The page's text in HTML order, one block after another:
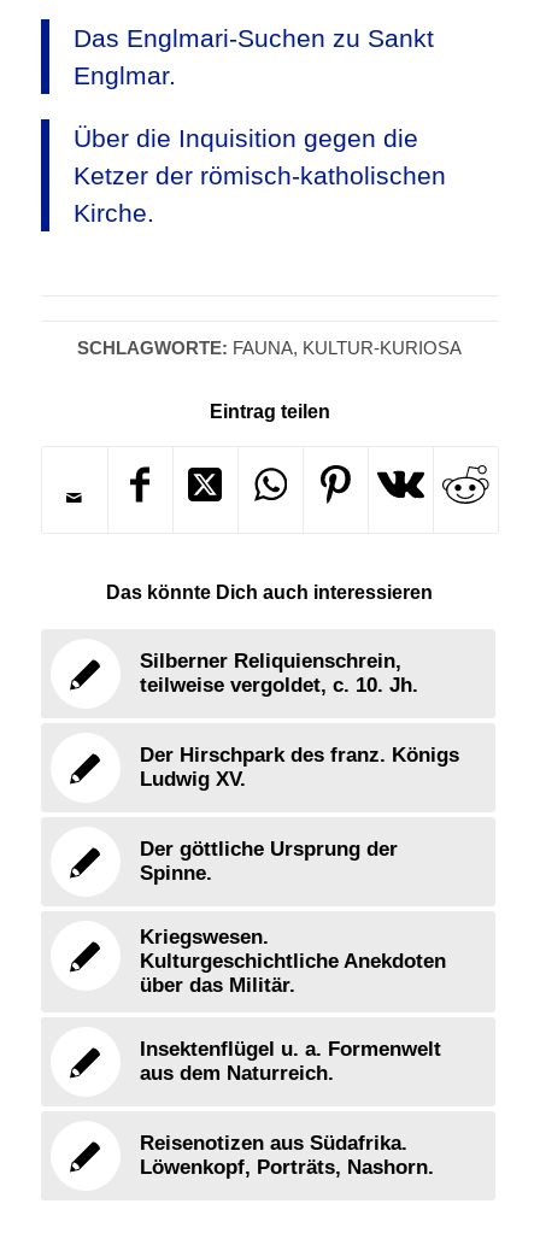
Das Englmari-Suchen zu Sankt
Englmar.
Über die Inquisition gegen die
Ketzer der römisch-katholischen
Kirche.
SCHLAGWORTE: FAUNA, KULTUR-KURIOSA
Eintrag teilen
Das könnte Dich auch interessieren
Silberner Reliquienschrein,
teilweise vergoldet, c. 10. Jh.
Der Hirschpark des franz. Königs
Ludwig XV.
Der göttliche Ursprung der
Spinne.
Kriegswesen.
Kulturgeschichtliche Anekdoten
über das Militär.
Insektenflügel u. a. Formenwelt
aus dem Naturreich.
Reisenotizen aus Südafrika.
Löwenkopf, Porträts, Nashorn.